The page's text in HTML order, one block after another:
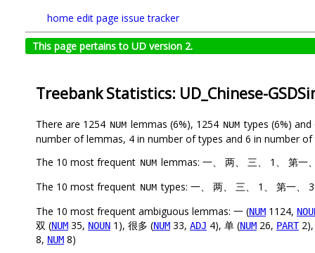
home edit page issue tracker
This page pertains to UD version 2.
Treebank Statistics: UD_Chinese-
There are 1254 NUM lemmas (6%), 1254 NUM types (6%)
number of lemmas, 4 in number of types and 6 in number of
The 10 most frequent NUM lemmas: 一、 两、 三、 1、 第一
The 10 most frequent NUM types: 一、 两、 三、 1、 第一、
The 10 most frequent ambiguous lemmas: 一 (NUM 1124,
双 (NUM 35, NOUN 1), 很多 (NUM 33, ADJ 4), 单 (NUM 26, PART2),
8, NUM 8)